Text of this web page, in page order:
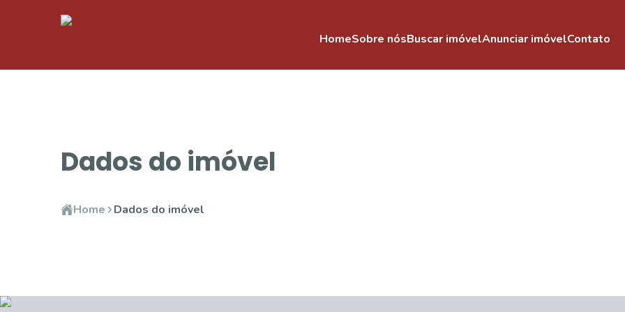
HomeSobre nósBuscar imóvelAnunciar imóvelContato
Dados do imóvel
Home Dados do imóvel